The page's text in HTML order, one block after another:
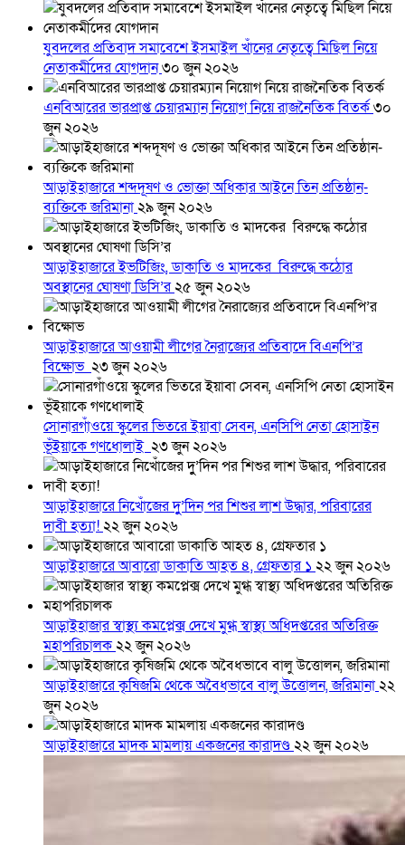
যুবদলের প্রতিবাদ সমাবেশে ইসমাইল খাঁনের নেতৃত্বে মিছিল নিয়ে
নেতাকর্মীদের যোগদান৩০ জুন ২০২৬
এনবিআরের ভারপ্রাপ্ত চেয়ারম্যান নিয়োগ নিয়ে রাজনৈতিক বিতর্ক৩০
জুন ২০২৬
আড়াইহাজারে শব্দদূষণ ও ভোক্তা অধিকার আইনে তিন প্রতিষ্ঠান-
ব্যক্তিকে জরিমানা২৯ জুন ২০২৬
আড়াইহাজারে ইভটিজিং, ডাকাতি ও মাদকের বিরুদ্ধে কঠোর
অবস্থানের ঘোষণা ডিসি’র২৫ জুন ২০২৬
আড়াইহাজারে আওয়ামী লীগের নৈরাজ্যের প্রতিবাদে বিএনপি’র
বিক্ষোভ ২৩ জুন ২০২৬
সোনারগাঁওয়ে স্কুলের ভিতরে ইয়াবা সেবন, এনসিপি নেতা হোসাইন
ভূঁইয়াকে গণধোলাই ২৩ জুন ২০২৬
আড়াইহাজারে নিখোঁজের দুু’দিন পর শিশুর লাশ উদ্ধার, পরিবারের
দাবী হত্যা!২২ জুন ২০২৬
আড়াইহাজারে আবারো ডাকাতি আহত ৪, গ্রেফতার ১ ২২ জুন ২০২৬
আড়াইহাজার স্বাস্থ্য কমপ্লেক্স দেখে মুগ্ধ স্বাস্থ্য অধিদপ্তরের অতিরিক্ত
মহাপরিচালক২২ জুন ২০২৬
আড়াইহাজারে কৃষিজমি থেকে অবৈধভাবে বালু উত্তোলন, জরিমানা২২
জুন ২০২৬
আড়াইহাজারে মাদক মামলায় একজনের কারাদণ্ড২২ জুন ২০২৬